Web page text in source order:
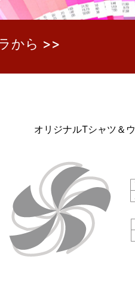
から >>
オリジナルTシャツ＆